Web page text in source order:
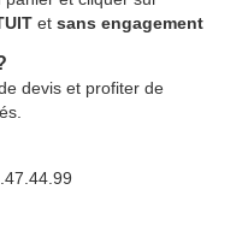
etsans engagement
devis et profiter de